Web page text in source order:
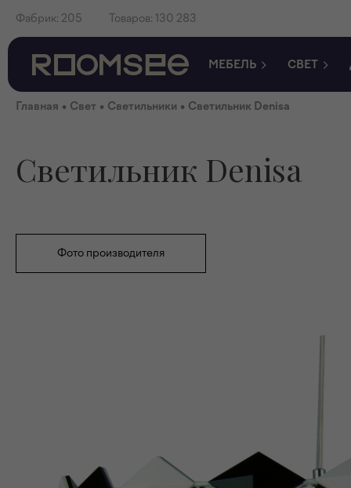
Фабрик: 205 Товаров: 130 283
МЕБЕЛЬ СВЕТ
Главная • Свет • Светильники • Светильник Denisa
Светильник Denisa
Фото производителя